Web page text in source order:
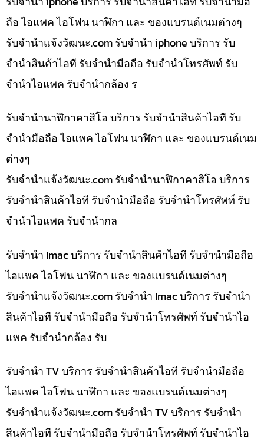
ถือ ไอแพค ไอโฟน นาฬิกา และ ของแบรนด์เนมต่างๆ
รับจํานําแจ้งวัฒนะ.com รับจำนำ iphone บริการ รับ
จำนำสินค้าไอที รับจำนำมือถือ รับจำนำโทรศัพท์ รับ
จำนำไอแพค รับจำนำกล้อง ร
รับจำนำนาฬิกาคาสิโอ บริการ รับจำนำสินค้าไอที รับ
จำนำมือถือ ไอแพค ไอโฟน นาฬิกา และ ของแบรนด์เนม
ต่างๆ
รับจํานําแจ้งวัฒนะ.com รับจำนำนาฬิกาคาสิโอ บริการ
รับจำนำสินค้าไอที รับจำนำมือถือ รับจำนำโทรศัพท์ รับ
จำนำไอแพค รับจำนำกล
รับจำนำ Imac บริการ รับจำนำสินค้าไอที รับจำนำมือถือ
ไอแพค ไอโฟน นาฬิกา และ ของแบรนด์เนมต่างๆ
รับจํานําแจ้งวัฒนะ.com รับจำนำ Imac บริการ รับจำนำ
สินค้าไอที รับจำนำมือถือ รับจำนำโทรศัพท์ รับจำนำไอ
แพค รับจำนำกล้อง รับ
รับจำนำ TV บริการ รับจำนำสินค้าไอที รับจำนำมือถือ
ไอแพค ไอโฟน นาฬิกา และ ของแบรนด์เนมต่างๆ
รับจํานําแจ้งวัฒนะ.com รับจำนำ TV บริการ รับจำนำ
สินค้าไอที รับจำนำมือถือ รับจำนำโทรศัพท์ รับจำนำไอ